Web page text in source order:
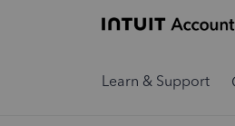
Learn & Support